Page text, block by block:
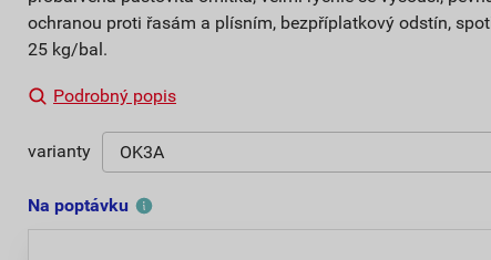
ochranou proti řasám a plísním, bezpříplatkový odstín,
25 kg/bal.
Podrobný popis
varianty
Na poptávku